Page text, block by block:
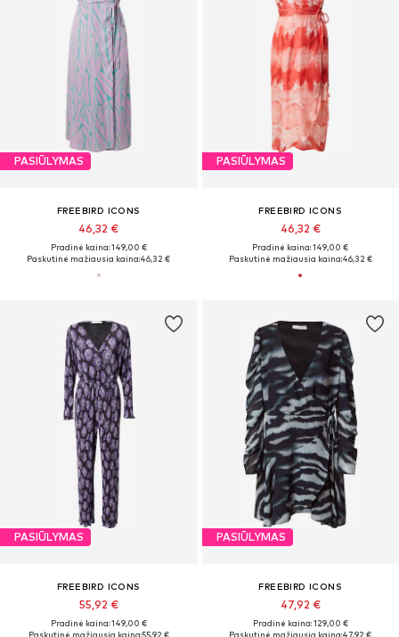
PASIŪLYMAS
FREEBIRD ICONS
46,32 €
Pradinė kaina: 149,00 €
Paskutinė mažiausia kaina:46,32 €
PASIŪLYMAS
FREEBIRD ICONS
46,32 €
Pradinė kaina: 149,00 €
Paskutinė mažiausia kaina:46,32 €
PASIŪLYMAS
FREEBIRD ICONS
55,92 €
Pradinė kaina: 149,00 €
Paskutinė mažiausia kaina:55,92 €
PASIŪLYMAS
FREEBIRD ICONS
47,92 €
Pradinė kaina: 129,00 €
Paskutinė mažiausia kaina:47,92 €